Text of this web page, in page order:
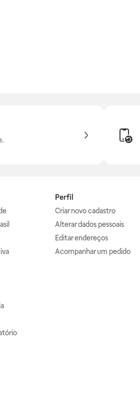
Perfil
Criar novo cadastro
Alterar dados pessoais
Editar endereços
Acompanhar um pedido